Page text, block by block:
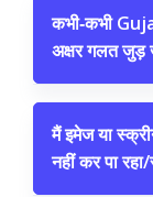
कभी‑कभी
अक्षर गलत जुड़
मैं इमेज या
नहीं कर पा रहा/